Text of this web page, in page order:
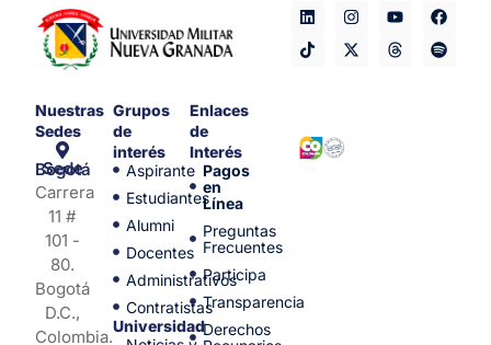
Nuestras
Sedes
Sede Bogotá
Carrera
11 #
101 -
80.
Bogotá
D.C.,
Colombia.
Grupos
de
interés
Aspirante
Estudiantes
Alumni
Docentes
Administrativos
Contratistas
Universidad
Enlaces
de
Interés
Pagos
en
Línea
Preguntas
Frecuentes
Participa
Transparencia
Derechos